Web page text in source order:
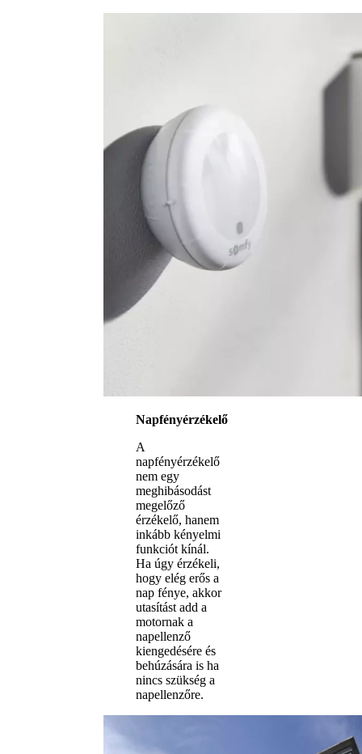
Napfényérzékelő
A
napfényérzékelő
nem egy
meghibásodást
megelőző
érzékelő, hanem
inkább kényelmi
funkciót kínál.
Ha úgy érzékeli,
hogy elég erős a
nap fénye, akkor
utasítást add a
motornak a
napellenző
kiengedésére és
behúzására is ha
nincs szükség a
napellenzőre.